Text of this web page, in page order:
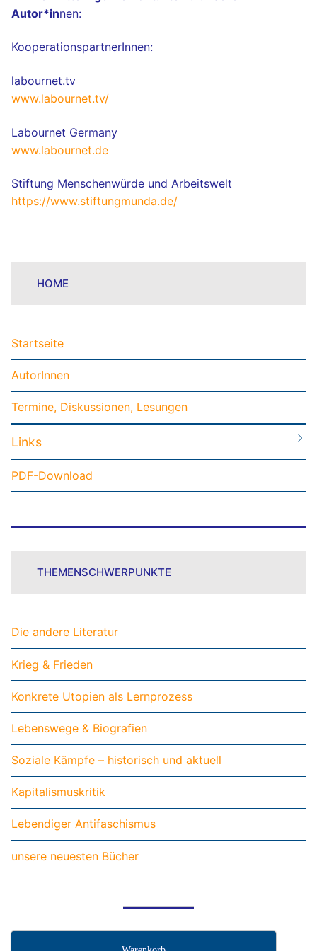
Autor*innen:
KooperationspartnerInnen:
labournet.tv
www.labournet.tv/
Labournet Germany
www.labournet.de
Stiftung Menschenwürde und Arbeitswelt
https://www.stiftungmunda.de/
HOME
Startseite
AutorInnen
Termine, Diskussionen, Lesungen
Links
PDF-Download
THEMENSCHWERPUNKTE
Die andere Literatur
Krieg & Frieden
Konkrete Utopien als Lernprozess
Lebenswege & Biografien
Soziale Kämpfe – historisch und aktuell
Kapitalismuskritik
Lebendiger Antifaschismus
unsere neuesten Bücher